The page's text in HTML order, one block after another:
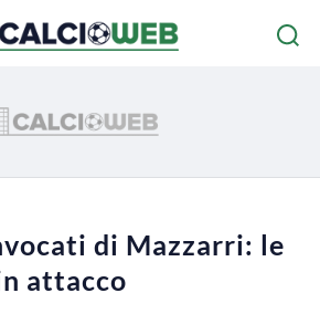
di Mazzarri: le
attacco